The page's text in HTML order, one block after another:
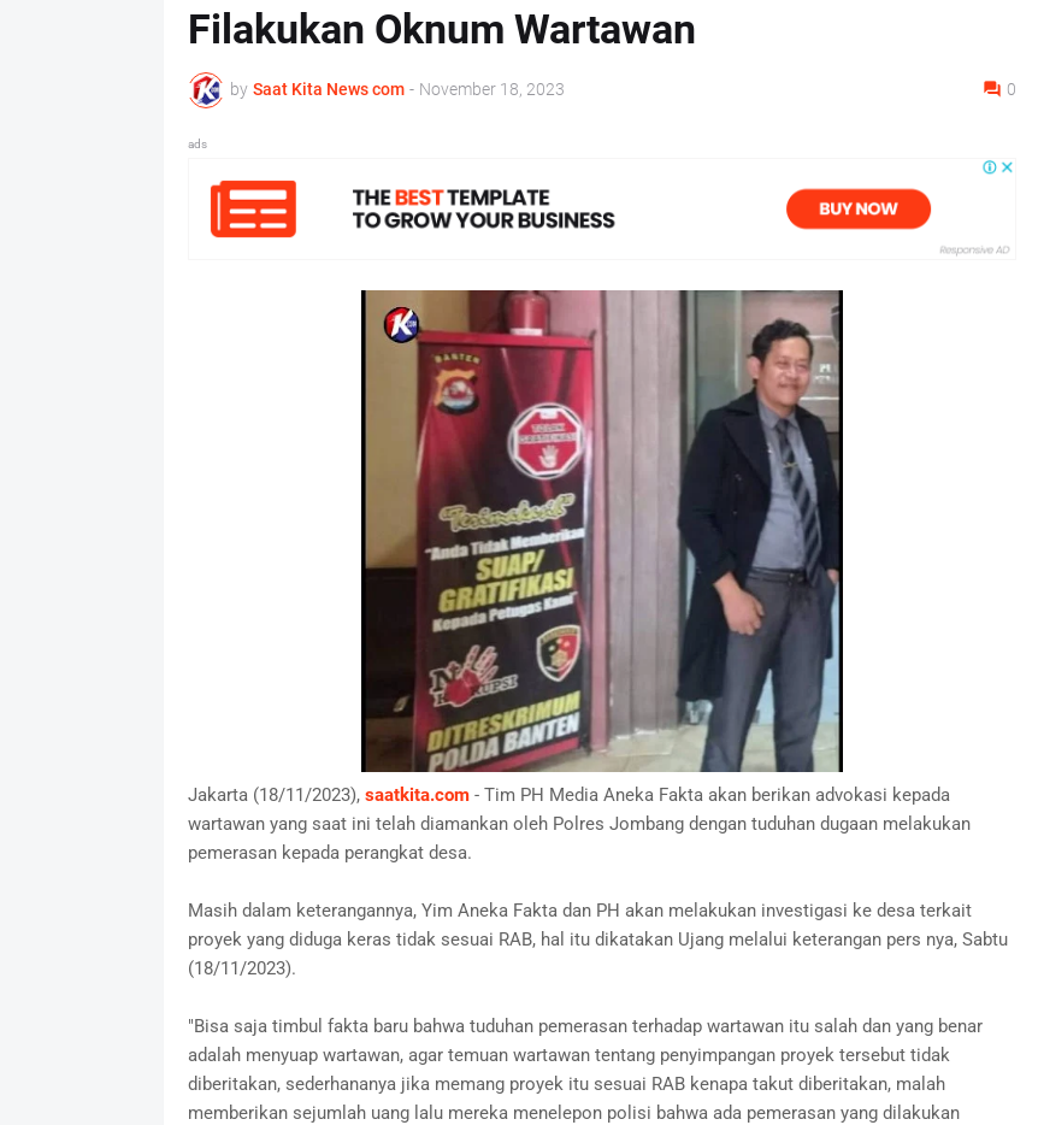
Filakukan Oknum Wartawan
by Saat Kita News com - November 18, 2023 0
ads
Jakarta (18/11/2023), saatkita.com- Tim PH Media Aneka Fakta akan berikan advokasi kepada
wartawan yang saat ini telah diamankan oleh Polres Jombang dengan tuduhan dugaan melakukan
pemerasan kepada perangkat desa.
Masih dalam keterangannya, Yim Aneka Fakta dan PH akan melakukan investigasi ke desa terkait
proyek yang diduga keras tidak sesuai RAB, hal itu dikatakan Ujang melalui keterangan pers nya, Sabtu
(18/11/2023).
"Bisa saja timbul fakta baru bahwa tuduhan pemerasan terhadap wartawan itu salah dan yang benar
adalah menyuap wartawan, agar temuan wartawan tentang penyimpangan proyek tersebut tidak
diberitakan, sederhananya jika memang proyek itu sesuai RAB kenapa takut diberitakan, malah
memberikan sejumlah uang lalu mereka menelepon polisi bahwa ada pemerasan yang dilakukan